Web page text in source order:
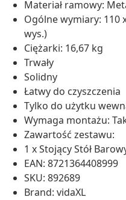
Materiał ramowy:
Ogólne wymiary: 110
wys.)
Ciężarki: 16,67 kg
Trwały
Solidny
Łatwy do czyszczenia
Tylko do użytku
Wymaga montażu:
Zawartość zestawu:
1 x Stojący Stół
EAN: 8721364408999
SKU: 892689
Brand: vidaXL